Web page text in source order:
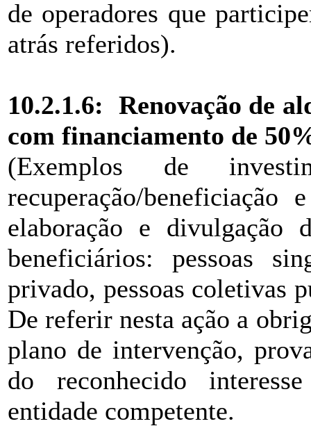
de operadores que
atrás referidos).
10.2.1.6: Renovação de
com financiamento de
(Exemplos de
recuperação/beneficiação
elaboração e
beneficiários: pessoas
privado, pessoas coletivas
De referir nesta ação a
plano de intervenção,
do reconhecido
entidade competente.